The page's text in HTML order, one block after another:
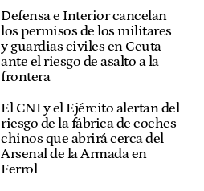
Defensa e Interior cancelan
los permisos de los militares
y guardias civiles en Ceuta
ante el riesgo de asalto a la
frontera
El CNI y el Ejército alertan del
riesgo de la fábrica de coches
chinos que abrirá cerca del
Arsenal de la Armada en
Ferrol